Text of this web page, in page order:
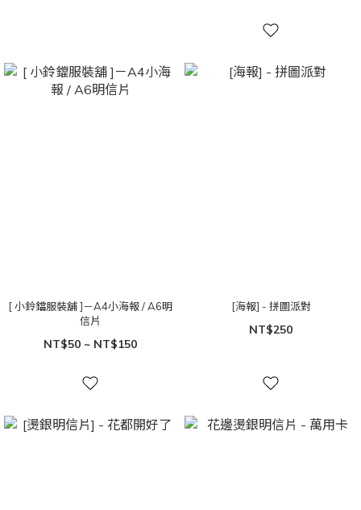
[ 小鈴鐺服裝舖 ]－A4小海報 / A6明
信片
NT$50 ~ NT$150
[海報] - 拼圖派對
NT$250